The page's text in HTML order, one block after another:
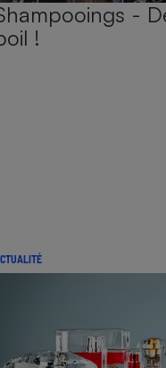
-
!